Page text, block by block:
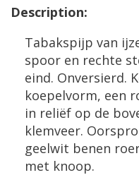
Description:
Tabakspijp van
spoor en rechte
eind. Onversierd.
koepelvorm, een
in reliëf op de
klemveer.
geelwit benen
met knoop.